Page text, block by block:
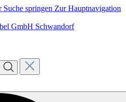
Suche springen Zur Hauptnavigation